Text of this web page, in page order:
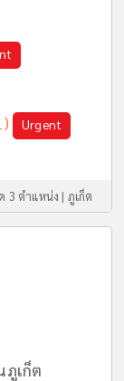
Urgent
3 ตำแหน่ง | ภูเก็ต
เก็ต